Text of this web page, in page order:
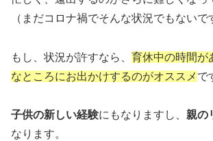
（まだコロナ禍でそんな状況でもないで
もし、状況が許すなら、 育休中の時間が
なところにお出かけするのがオススメ で
子供の新しい経験にもなりますし、 親の
なります。